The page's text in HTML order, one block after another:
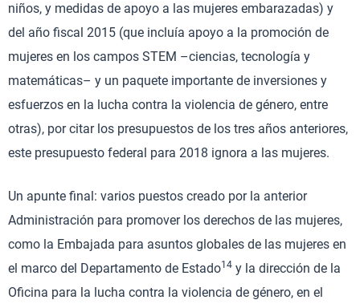
niños, y medidas de apoyo a las mujeres embarazadas) y
del año fiscal 2015 (que incluía apoyo a la promoción de
mujeres en los campos STEM –ciencias, tecnología y
matemáticas– y un paquete importante de inversiones y
esfuerzos en la lucha contra la violencia de género, entre
otras), por citar los presupuestos de los tres años anteriores,
este presupuesto federal para 2018 ignora a las mujeres.
Un apunte final: varios puestos creado por la anterior
Administración para promover los derechos de las mujeres,
como la Embajada para asuntos globales de las mujeres en
el marco del Departamento de Estado14 y la dirección de la
Oficina para la lucha contra la violencia de género, en el